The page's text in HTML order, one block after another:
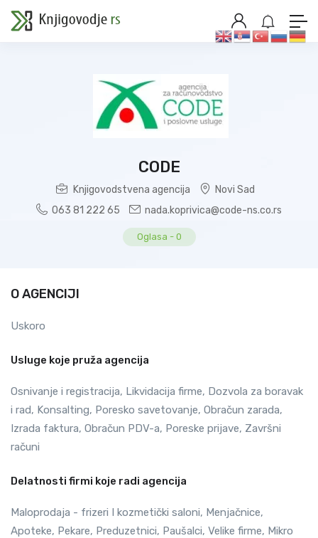
CODE
Knjigovodstvena agencija
Novi Sad
063 81 222 65
nada.koprivica@code-ns.co.rs
Oglasa - 0
O AGENCIJI
Uskoro
Usluge koje pruža agencija
Osnivanje i registracija, Likvidacija firme, Dozvola za boravak
i rad, Konsalting, Poresko savetovanje, Obračun zarada,
Izrada faktura, Obračun PDV-a, Poreske prijave, Završni
računi
Delatnosti firmi koje radi agencija
Maloprodaja - frizeri I kozmetički saloni, Menjačnice,
Apoteke, Pekare, Preduzetnici, Paušalci, Velike firme, Mikro